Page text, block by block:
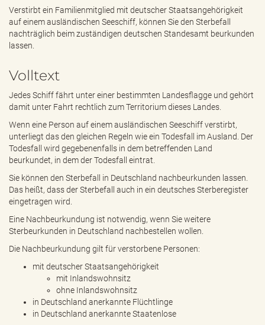
e
d
Verstirbt ein Familienmitglied mit deutscher Staatsangehörigkeit
auf einem ausländischen Seeschiff, können Sie den Sterbefall
nachträglich beim zuständigen deutschen Standesamt beurkunden
lassen.
Volltext
Jedes Schiff fährt unter einer bestimmten Landesflagge und gehört
damit unter Fahrt rechtlich zum Territorium dieses Landes.
Wenn eine Person auf einem ausländischen Seeschiff verstirbt,
unterliegt das den gleichen Regeln wie ein Todesfall im Ausland. Der
Todesfall wird gegebenenfalls in dem betreffenden Land
beurkundet, in dem der Todesfall eintrat.
Sie können den Sterbefall in Deutschland nachbeurkunden lassen.
Das heißt, dass der Sterbefall auch in ein deutsches Sterberegister
eingetragen wird.
Eine Nachbeurkundung ist notwendig, wenn Sie weitere
Sterbeurkunden in Deutschland nachbestellen wollen.
Die Nachbeurkundung gilt für verstorbene Personen:
mit deutscher Staatsangehörigkeit
mit Inlandswohnsitz
ohne Inlandswohnsitz
in Deutschland anerkannte Flüchtlinge
in Deutschland anerkannte Staatenlose